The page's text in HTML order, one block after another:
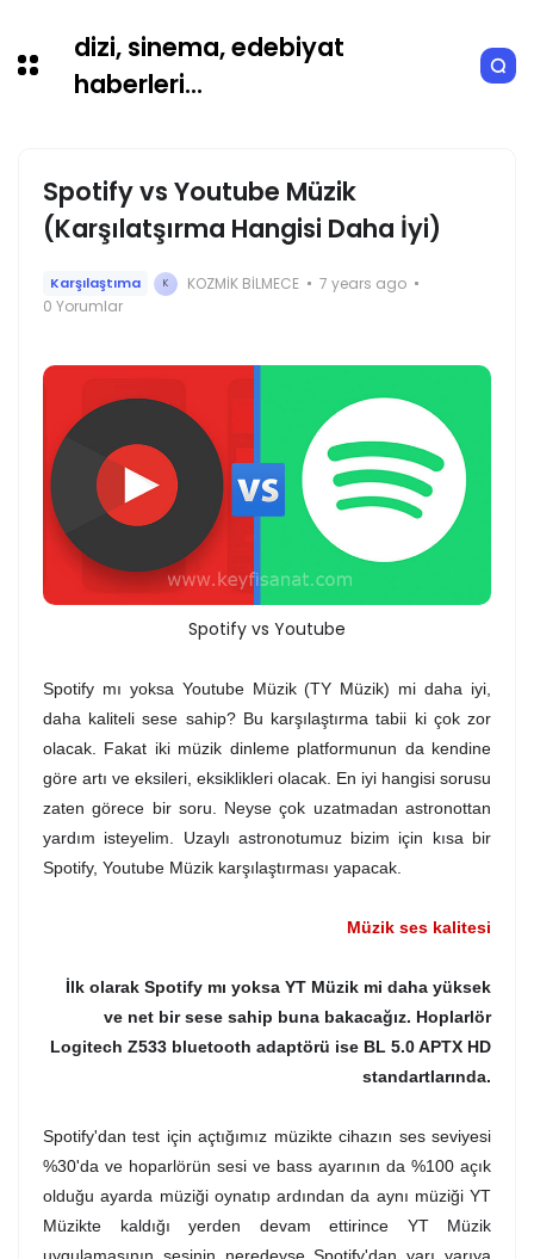
dizi, sinema, edebiyat
haberleri...
Spotify vs Youtube Müzik
(Karşılatşırma Hangisi Daha İyi)
Karşılaştıma K KOZMIK BILMECE
7 years ago
0 Yorumlar
Spotify vs Youtube
Spotify mı yoksa Youtube Müzik (TY Müzik) mi daha iyi,
daha kaliteli sese sahip? Bu karşılaştırma tabii ki çok zor
olacak. Fakat iki müzik dinleme platformunun da kendine
göre artı ve eksileri, eksiklikleri olacak. En iyi hangisi sorusu
zaten görece bir soru. Neyse çok uzatmadan astronottan
yardım isteyelim. Uzaylı astronotumuz bizim için kısa bir
Spotify, Youtube Müzik karşılaştırması yapacak.
Müzik ses kalitesi
İlk olarak Spotify mı yoksa YT Müzik mi daha yüksek
ve net bir sese sahip buna bakacağız. Hoplarlör
Logitech Z533 bluetooth adaptörü ise BL 5.0 APTX HD
standartlarında.
Spotify'dan test için açtığımız müzikte cihazın ses seviyesi
%30'da ve hoparlörün sesi ve bass ayarının da %100 açık
olduğu ayarda müziği oynatıp ardından da aynı müziği YT
Müzikte kaldığı yerden devam ettirince YT Müzik